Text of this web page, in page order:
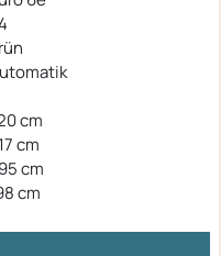
cm
cm
cm
cm